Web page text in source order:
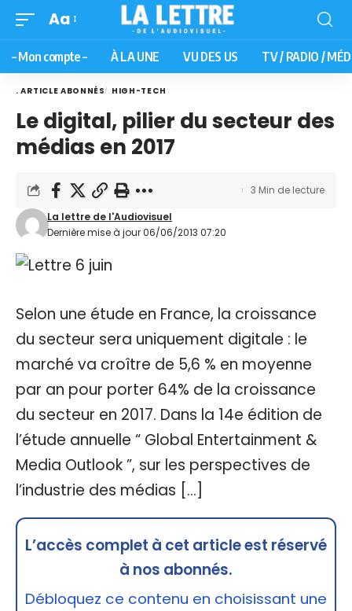
Aa
– Mon compte – À LA UNE VU DES US TV / RADIO /
. ARTICLE ABONNÉS HIGH-TECH
Le digital, pilier du secteur des
médias en 2017
Dernière mise à jour 06/06/2013 07:20
La lettre de l'Audiovisuel
3 Min de lecture
Selon une étude en France, la croissance
du secteur sera uniquement digitale : le
marché va croître de 5,6 % en moyenne
par an pour porter 64% de la croissance
du secteur en 2017. Dans la 14e édition de
l’étude annuelle “ Global Entertainment &
Media Outlook ”, sur les perspectives de
l’industrie des médias […]
L’accès complet à cet article est réservé
à nos abonnés.
Débloquez ce contenu en choisissant une